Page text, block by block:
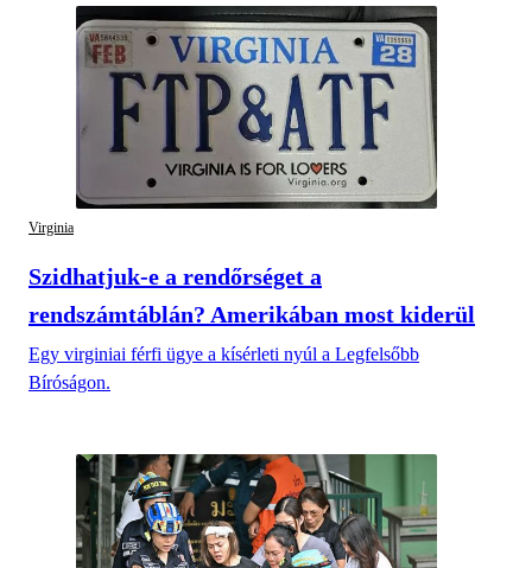
Virginia
Szidhatjuk-e a rendőrséget a
rendszámtáblán? Amerikában most kiderül
Egy virginiai férfi ügye a kísérleti nyúl a Legfelsőbb
Bíróságon.